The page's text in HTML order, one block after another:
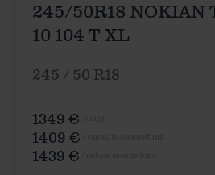
245/50R18 NOKIAN
10 104 T XL
245 / 50 R18
1349 €
1409 €
1439 €